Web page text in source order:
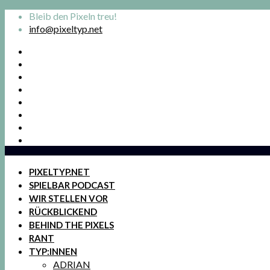
Bleib den Pixeln treu!
info@pixeltyp.net
PIXELTYP.NET
SPIELBAR PODCAST
WIR STELLEN VOR
RÜCKBLICKEND
BEHIND THE PIXELS
RANT
TYP:INNEN
ADRIAN